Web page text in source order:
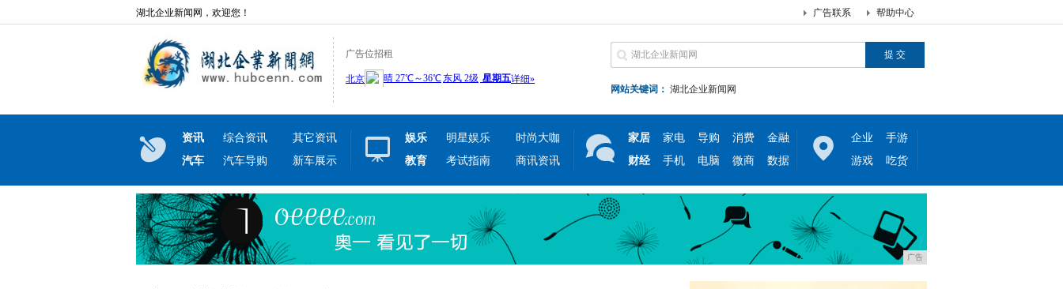
湖北企业新闻网，欢迎您！ 帮助中心
广告联系
广告位招租
网站关键词： 湖北企业新闻网
资讯 综合资讯
其它资讯
汽车
汽车导购 新车展示
娱乐 明星娱乐
时尚大咖
教育
考试指南 商讯资讯
家居 家电 导购 消费
金融
财经
手机 电脑 微商 数据
企业
手游
游戏
吃货
广告